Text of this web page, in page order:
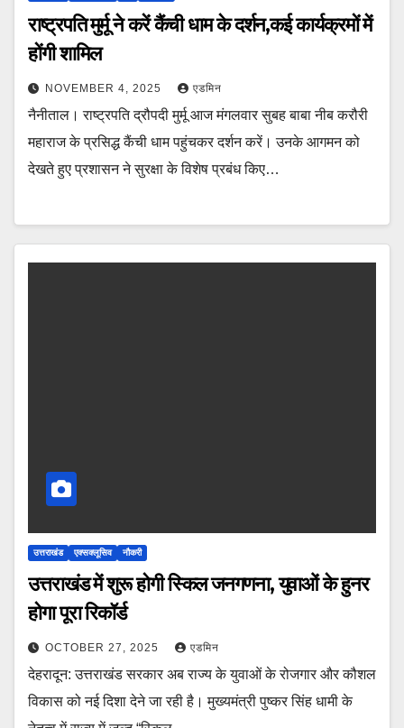
राष्ट्रपति मुर्मू ने करें कैंची धाम के दर्शन,कई कार्यक्रमों में
होंगी शामिल
NOVEMBER 4, 2025 एडमिन
नैनीताल। राष्ट्रपति द्रौपदी मुर्मू आज मंगलवार सुबह बाबा नीब करौरी
महाराज के प्रसिद्ध कैंची धाम पहुंचकर दर्शन करें। उनके आगमन को
देखते हुए प्रशासन ने सुरक्षा के विशेष प्रबंध किए…
उत्तराखंड एक्सक्लूसिव नौकरी
उत्तराखंड में शुरू होगी स्किल जनगणना, युवाओं के हुनर
होगा पूरा रिकॉर्ड
OCTOBER 27, 2025 एडमिन
देहरादून: उत्तराखंड सरकार अब राज्य के युवाओं के रोजगार और कौशल
विकास को नई दिशा देने जा रही है। मुख्यमंत्री पुष्कर सिंह धामी के